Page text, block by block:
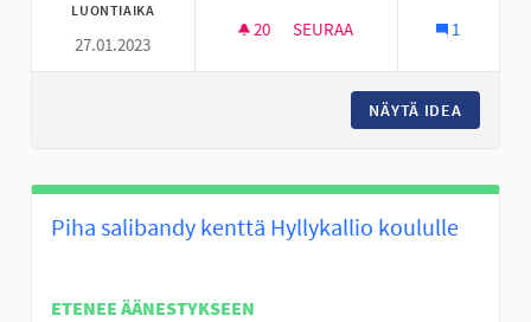
LUONTIAIKA
27.01.2023
20 20 SEURAAJAA
SEURAA 1
NÄYTÄ IDEA
Piha salibandy kenttä Hyllykallio koululle
ETENEE ÄÄNESTYKSEEN